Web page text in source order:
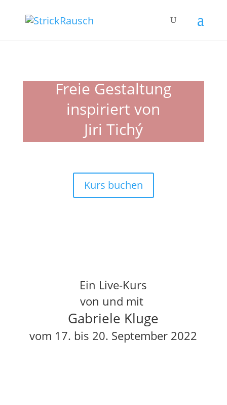
Freie Gestaltung
inspiriert von
Jiri Tichý
Kurs buchen
Ein Live-Kurs
von und mit
Gabriele Kluge
vom 17. bis 20. September 2022